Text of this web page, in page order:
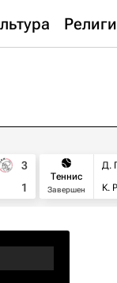
3
1
Теннис
Завершен
Д.
К.